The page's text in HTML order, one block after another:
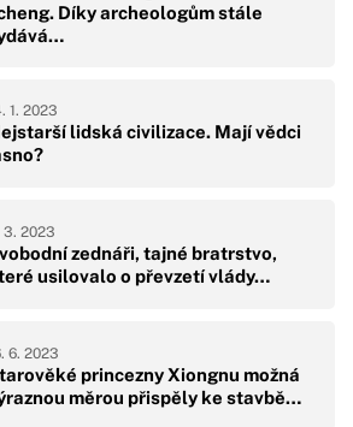
Díky archeologům stále
lidská civilizace. Mají vědci
1. 2023
zednáři, tajné bratrstvo,
usilovalo o převzetí vlády…
3. 2023
princezny Xiongnu možná
měrou přispěly ke stavbě…
6. 2023